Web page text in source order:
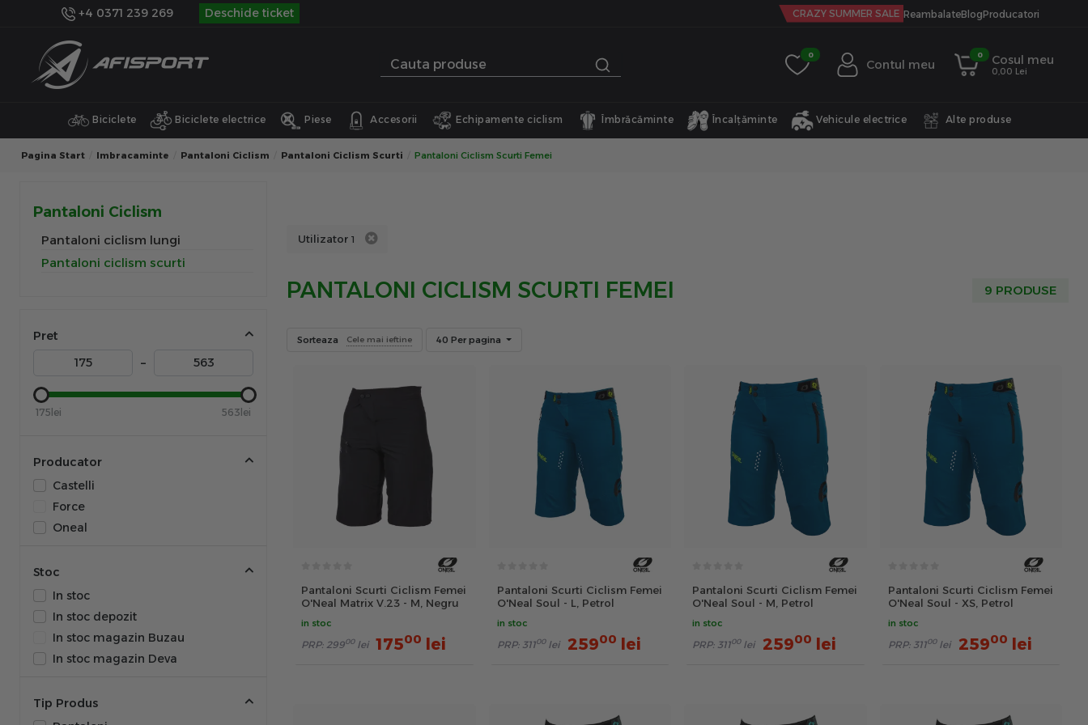
+4 0371 239 269 Deschide ticket CRAZY SUMMER SALE ReambalateBlogProducatori
0
Contul meu
0 Cosul meu
0,00 Lei
Biciclete Biciclete electrice Piese Accesorii Echipamente ciclism Îmbrăcăminte Încalțăminte Vehicule electrice Alte produse
Pagina Start Imbracaminte Pantaloni Ciclism Pantaloni Ciclism Scurti Pantaloni Ciclism Scurti Femei
Pantaloni Ciclism
Pantaloni ciclism lungi
Pantaloni ciclism scurti
Pret
–
175lei 563lei
Producator
Castelli
Force
Oneal
Stoc
In stoc
In stoc depozit
In stoc magazin Buzau
In stoc magazin Deva
Tip Produs
Utilizator 1
PANTALONI CICLISM SCURTI FEMEI 9 PRODUSE
Sorteaza Cele mai ieftine 40 Per pagina
Pantaloni Scurti Ciclism Femei
O'Neal Matrix V.23 - M, Negru
in stoc
PRP: 29900 lei 17500 lei
Pantaloni Scurti Ciclism Femei
O'Neal Soul - L, Petrol
in stoc
PRP: 31100 lei 25900 lei
Pantaloni Scurti Ciclism Femei
O'Neal Soul - M, Petrol
in stoc
PRP: 31100 lei 25900 lei
Pantaloni Scurti Ciclism Femei
O'Neal Soul - XS, Petrol
in stoc
PRP: 31100 lei 25900 lei